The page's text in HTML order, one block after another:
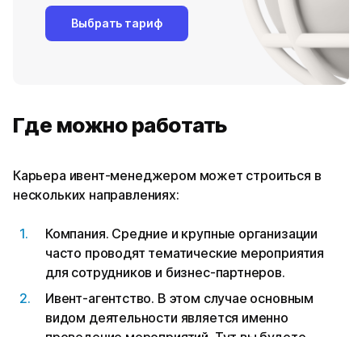
Выбрать тариф
Где можно работать
Карьера ивент-менеджером может строиться в
нескольких направлениях:
Компания. Средние и крупные организации
часто проводят тематические мероприятия
для сотрудников и бизнес-партнеров.
Ивент-агентство. В этом случае основным
видом деятельности является именно